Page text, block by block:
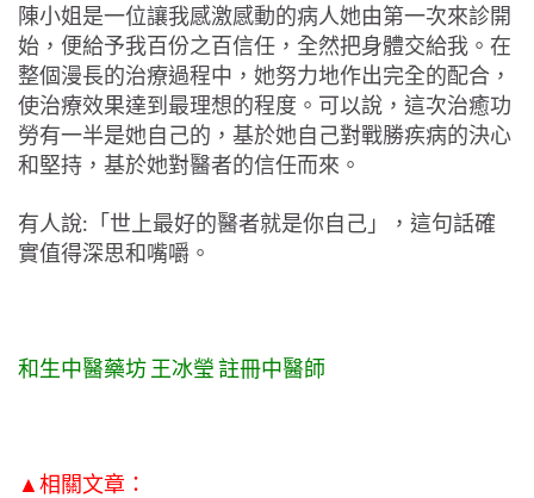
陳小姐是一位讓我感激感動的病人她由第一次來診開
始，便給予我百份之百信任，全然把身體交給我。在
整個漫長的治療過程中，她努力地作出完全的配合，
使治療效果達到最理想的程度。可以說，這次治癒功
勞有一半是她自己的，基於她自己對戰勝疾病的決心
和堅持，基於她對醫者的信任而來。
有人說:「世上最好的醫者就是你自己」，這句話確
實值得深思和嘴嚼。
和生中醫藥坊 王冰瑩 註冊中醫師
▲相關文章：